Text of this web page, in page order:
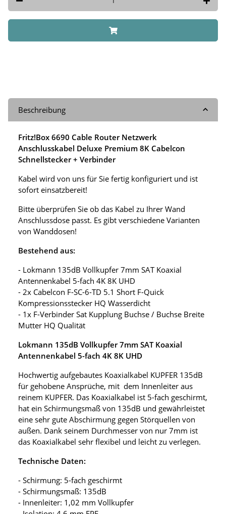
Beschreibung
Fritz!Box 6690 Cable Router Netzwerk
Anschlusskabel Deluxe Premium 8K Cabelcon
Schnellstecker + Verbinder
Kabel wird von uns für Sie fertig konfiguriert und ist
sofort einsatzbereit!
Bitte überprüfen Sie ob das Kabel zu Ihrer Wand
Anschlussdose passt. Es gibt verschiedene Varianten
von Wanddosen!
Bestehend aus:
- Lokmann 135dB Vollkupfer 7mm SAT Koaxial
Antennenkabel 5-fach 4K 8K UHD
- 2x Cabelcon F-SC-6-TD 5.1 Short F-Quick
Kompressionsstecker HQ Wasserdicht
- 1x F-Verbinder Sat Kupplung Buchse / Buchse Breite
Mutter HQ Qualität
Lokmann 135dB Vollkupfer 7mm SAT Koaxial
Antennenkabel 5-fach 4K 8K UHD
Hochwertig aufgebautes Koaxialkabel KUPFER 135dB
für gehobene Ansprüche, mit dem Innenleiter aus
reinem KUPFER. Das Koaxialkabel ist 5-fach geschirmt,
hat ein Schirmungsmaß von 135dB und gewährleistet
eine sehr gute Abschirmung gegen Störquellen von
außen. Dank seinem Durchmesser von nur 7mm ist
das Koaxialkabel sehr flexibel und leicht zu verlegen.
Technische Daten:
- Schirmung: 5-fach geschirmt
- Schirmungsmaß: 135dB
- Innenleiter: 1,02 mm Vollkupfer